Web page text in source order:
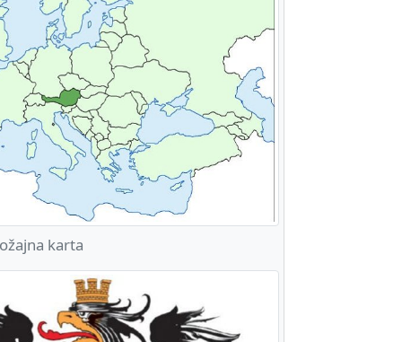
karta